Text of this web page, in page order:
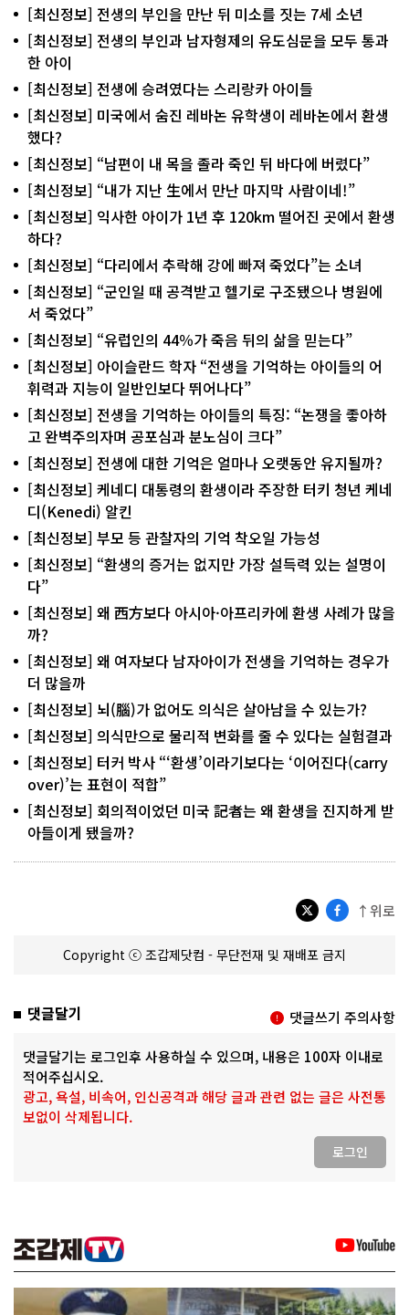
[최신정보] 전생의 부인을 만난 뒤 미소를 짓는 7세 소년
[최신정보] 전생의 부인과 남자형제의 유도심문을 모두 통과
한 아이
[최신정보] 전생에 승려였다는 스리랑카 아이들
[최신정보] 미국에서 숨진 레바논 유학생이 레바논에서 환생
했다?
[최신정보] “남편이 내 목을 졸라 죽인 뒤 바다에 버렸다”
[최신정보] “내가 지난 生에서 만난 마지막 사람이네!”
[최신정보] 익사한 아이가 1년 후 120km 떨어진 곳에서 환생
하다?
[최신정보] “다리에서 추락해 강에 빠져 죽었다”는 소녀
[최신정보] “군인일 때 공격받고 헬기로 구조됐으나 병원에
서 죽었다”
[최신정보] “유럽인의 44％가 죽음 뒤의 삶을 믿는다”
[최신정보] 아이슬란드 학자 “전생을 기억하는 아이들의 어
휘력과 지능이 일반인보다 뛰어나다”
[최신정보] 전생을 기억하는 아이들의 특징: “논쟁을 좋아하
고 완벽주의자며 공포심과 분노심이 크다”
[최신정보] 전생에 대한 기억은 얼마나 오랫동안 유지될까?
[최신정보] 케네디 대통령의 환생이라 주장한 터키 청년 케네
디(Kenedi) 알킨
[최신정보] 부모 등 관찰자의 기억 착오일 가능성
[최신정보] “환생의 증거는 없지만 가장 설득력 있는 설명이
다”
[최신정보] 왜 西方보다 아시아·아프리카에 환생 사례가 많을
까?
[최신정보] 왜 여자보다 남자아이가 전생을 기억하는 경우가
더 많을까
[최신정보] 뇌(腦)가 없어도 의식은 살아남을 수 있는가?
[최신정보] 의식만으로 물리적 변화를 줄 수 있다는 실험결과
[최신정보] 터커 박사 “‘환생’이라기보다는 ‘이어진다(carry
over)’는 표현이 적합”
[최신정보] 회의적이었던 미국 記者는 왜 환생을 진지하게 받
아들이게 됐을까?
↑위로
Copyright ⓒ 조갑제닷컴 - 무단전재 및 재배포 금지
댓글달기 댓글쓰기 주의사항
댓글달기는 로그인후 사용하실 수 있으며, 내용은 100자 이내로
적어주십시오.
광고, 욕설, 비속어, 인신공격과 해당 글과 관련 없는 글은 사전통
보없이 삭제됩니다.
로그인